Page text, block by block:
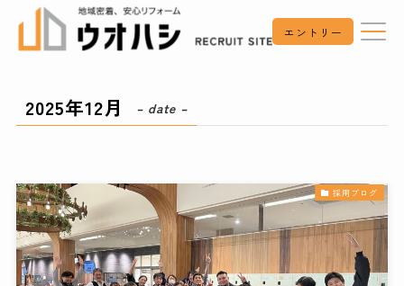
エントリー
2025年12月 – date –
採用ブログ